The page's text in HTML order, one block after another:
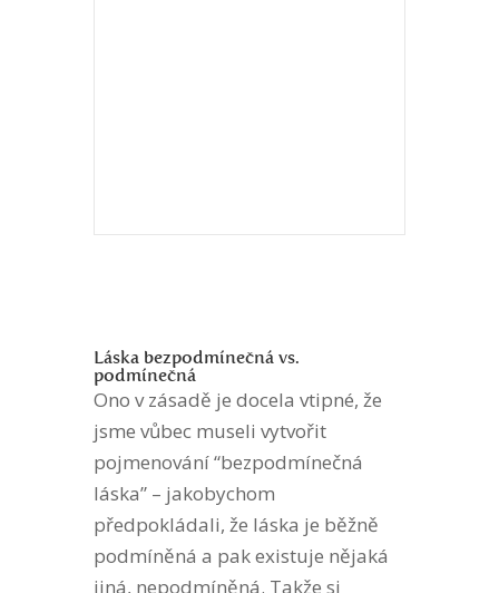
Láska bezpodmínečná vs.
podmínečná
Ono v zásadě je docela vtipné, že
jsme vůbec museli vytvořit
pojmenování “bezpodmínečná
láska” – jakobychom
předpokládali, že láska je běžně
podmíněná a pak existuje nějaká
jiná, nepodmíněná. Takže si